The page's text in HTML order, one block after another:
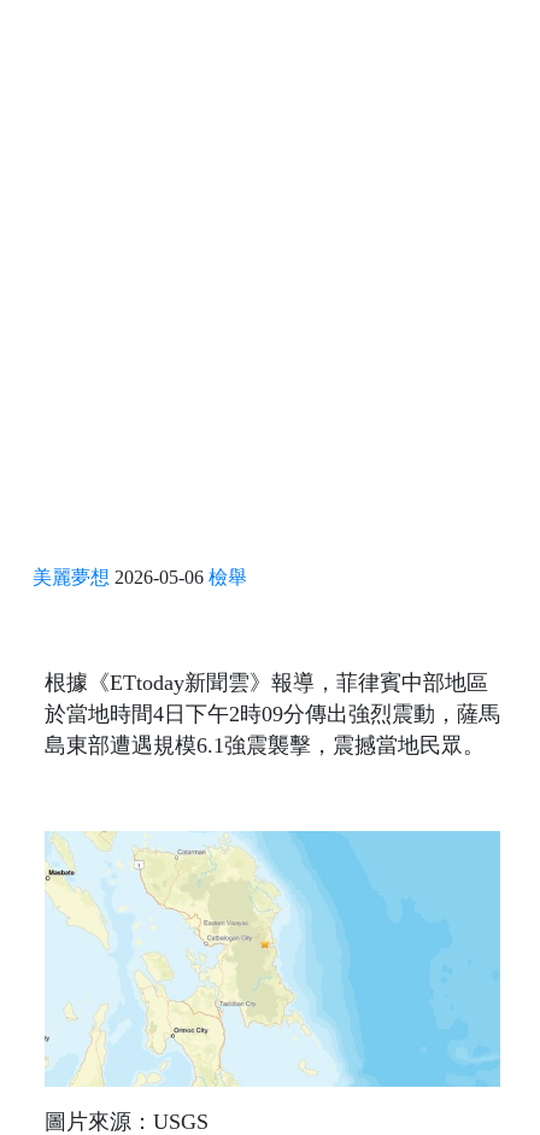
美麗夢想 2026-05-06 檢舉
根據《ETtoday新聞雲》報導，菲律賓中部地區
於當地時間4日下午2時09分傳出強烈震動，薩馬
島東部遭遇規模6.1強震襲擊，震撼當地民眾。
圖片來源：USGS